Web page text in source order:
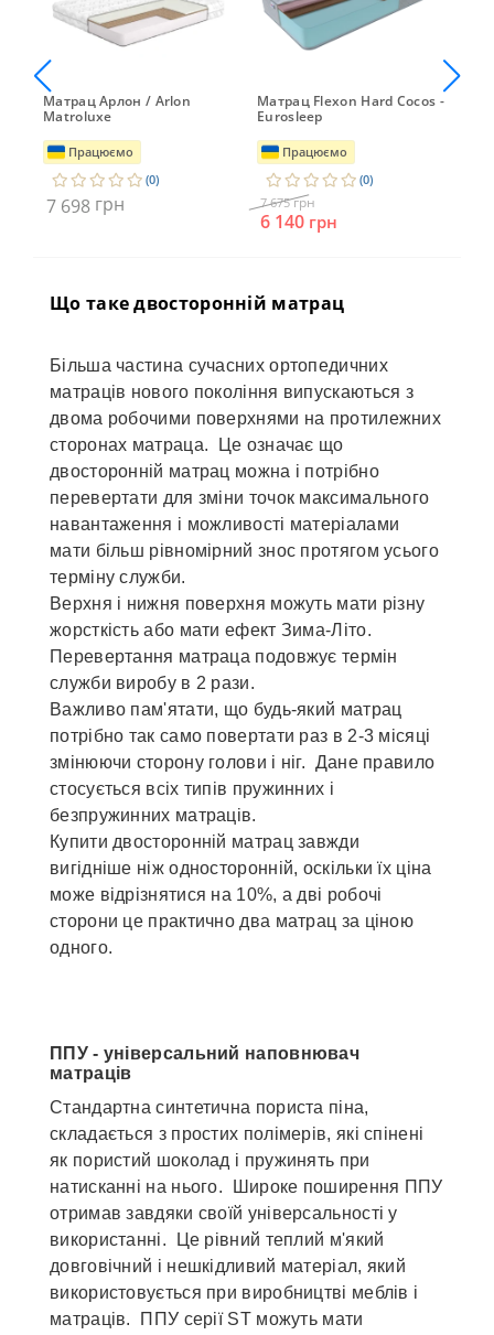
Матрац Арлон / Arlon
Matroluxe
Працюємо
(0)
7 698 грн
Матрац Flexon Hard Cocos -
Eurosleep
Працюємо
(0)
7 675грн
6 140 грн
Що таке двосторонній матрац
Більша частина сучасних ортопедичних
матраців нового покоління випускаються з
двома робочими поверхнями на протилежних
сторонах матраца. Це означає що
двосторонній матрац можна і потрібно
перевертати для зміни точок максимального
навантаження і можливості матеріалами
мати більш рівномірний знос протягом усього
терміну служби.
Верхня і нижня поверхня можуть мати різну
жорсткість або мати ефект Зима-Літо.
Перевертання матраца подовжує термін
служби виробу в 2 рази.
Важливо пам'ятати, що будь-який матрац
потрібно так само повертати раз в 2-3 місяці
змінюючи сторону голови і ніг. Дане правило
стосується всіх типів пружинних і
безпружинних матраців.
Купити двосторонній матрац завжди
вигідніше ніж односторонній, оскільки їх ціна
може відрізнятися на 10%, а дві робочі
сторони це практично два матрац за ціною
одного.
ППУ - універсальний наповнювач
матраців
Стандартна синтетична пориста піна,
складається з простих полімерів, які спінені
як пористий шоколад і пружинять при
натисканні на нього. Широке поширення ППУ
отримав завдяки своїй універсальності у
використанні. Це рівний теплий м'який
довговічний і нешкідливий матеріал, який
використовується при виробництві меблів і
матраців. ППУ серії ST можуть мати